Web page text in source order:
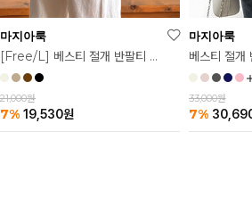
마지아룩
[Free/L] 베스티 절개 반팔티 2탄
21,000원
7% 19,530원
마지아룩
베스티 절개
33,000원
7%